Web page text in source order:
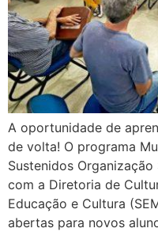
A oportunidade de
de volta! O programa
Sustenidos
com a Diretoria de
Educação e Cultura
abertas para novos